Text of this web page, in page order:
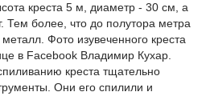
креста 5 м, диаметр - 30 см, а
Тем более, что до полутора метра
Фото изувеченного креста
в Facebook Владимир Кухар.
креста тщательно
Они его спилили и